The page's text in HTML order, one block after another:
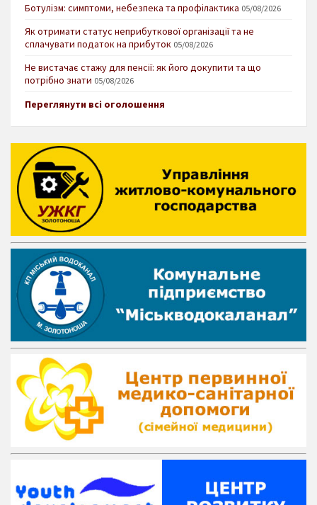
Ботулізм: симптоми, небезпека та профілактика 05/08/2026
Як отримати статус неприбуткової організації та не
сплачувати податок на прибуток 05/08/2026
Не вистачає стажу для пенсії: як його докупити та що
потрібно знати 05/08/2026
Переглянути всі оголошення